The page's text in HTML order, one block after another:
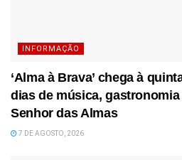
INFORMAÇÃO
‘Alma à Brava’ chega à
dias de música,
Senhor das Almas
7 DE AGOSTO, 2026